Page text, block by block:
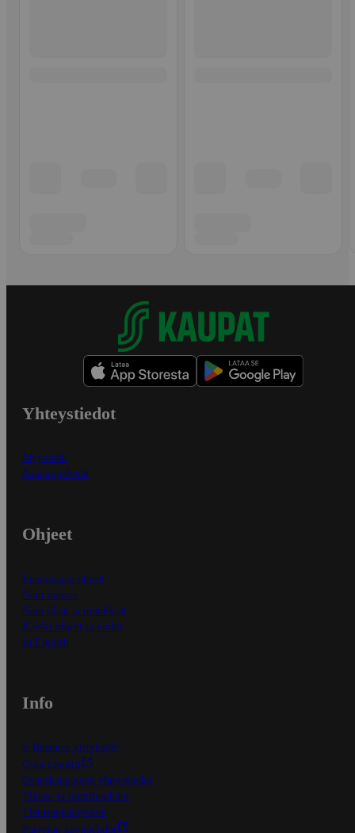
Yhteystiedot
Myymälät
Asiakaspalvelu
Ohjeet
Ensitilaajan ohjeet
Näin maksat
Näin tilaat ja muokkaat
Kaikki ohjeet ja vinkit
In English
Info
S-Business yrityksille
Oiva-raportit
Osuuskauppojen yhteystiedot
Tilaus- ja toimitusehdot
Tietosuojakäytäntö
Palvelun käyttöehdot